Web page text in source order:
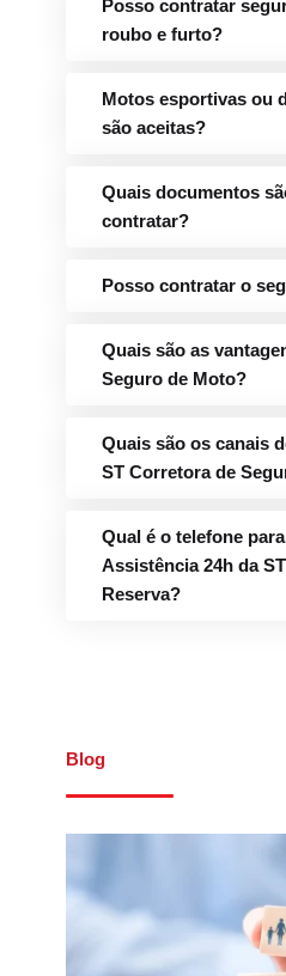
Posso contratar
roubo e furto?
Motos esportivas ou
são aceitas?
Quais documentos
contratar?
Posso contratar o
Quais são as
Seguro de Moto?
Quais são os canais
ST Corretora de
Qual é o telefone
Assistência 24h da
Reserva?
Blog